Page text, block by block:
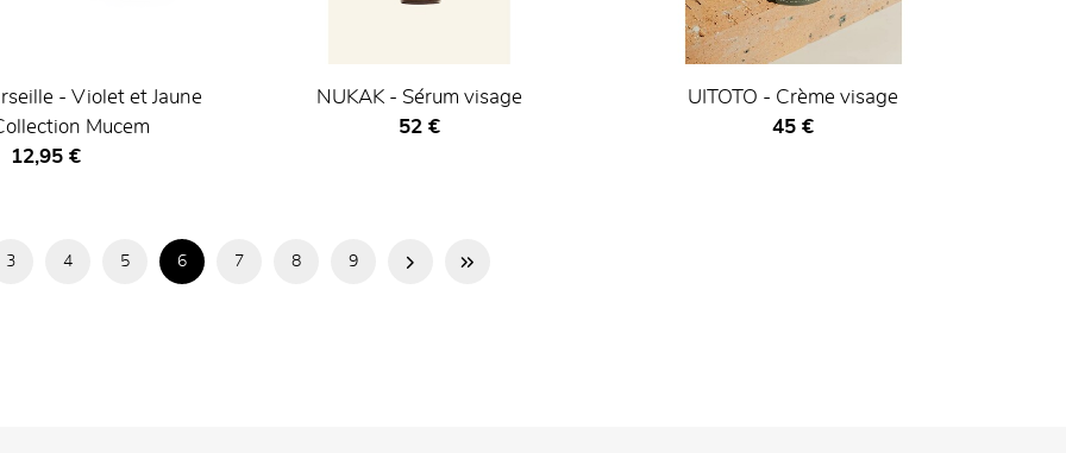
- Violet et Jaune
Mucem
Prix ​​actuel
12,95 €
NUKAK - Sérum visage
Prix ​​actuel
52 €
UITOTO - Crème visage
Prix ​​actuel
45 €
3 4 5 6 7 8 9